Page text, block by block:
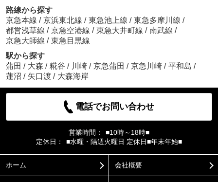
路線から探す
京急本線 / 京浜東北線 / 東急池上線 / 東急多摩川線 /
都営浅草線 / 京急空港線 / 東急大井町線 / 南武線 /
京急大師線 / 東急目黒線
駅から探す
蒲田 / 大森 / 糀谷 / 川崎 / 京急蒲田 / 京急川崎 / 平和島 /
蓮沼 / 矢口渡 / 大森海岸
電話でお問い合わせ
営業時間：
■10時～18時■
定休日：
■水曜・隔週火曜日 定休日■年末年始■
ホーム 会社概要